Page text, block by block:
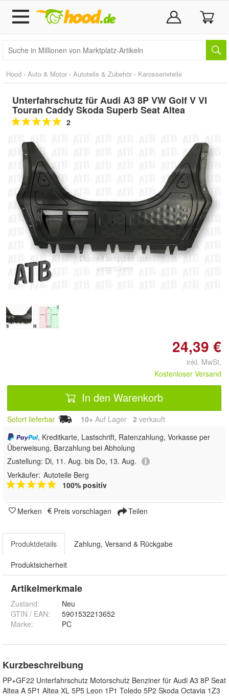
Hood › Auto & Motor › Autoteile & Zubehör › Karosserieteile
Unterfahrschutz für Audi A3 8P VW Golf V VI
Touran Caddy Skoda Superb Seat Altea
2
Doppelt antippen zum
vergrößern
24,39 €
inkl. MwSt.
Kostenloser Versand
In den Warenkorb
Sofort lieferbar 10+ Auf Lager 2 verkauft
, Kreditkarte, Lastschrift, Ratenzahlung, Vorkasse per
Überweisung, Barzahlung bei Abholung
Zustellung: Di, 11. Aug. bis Do, 13. Aug.
Verkäufer: Autoteile Berg
100% positiv
Merken Preis vorschlagen Teilen
Produktdetails Zahlung, Versand & Rückgabe
Produktsicherheit
Artikelmerkmale
Zustand:
Neu
GTIN / EAN:
5901532213652
Marke:
PC
Kurzbeschreibung
PP+GF22 Unterfahrschutz Motorschutz Benziner für Audi A3 8P Seat
Altea A 5P1 Altea XL 5P5 Leon 1P1 Toledo 5P2 Skoda Octavia 1Z3